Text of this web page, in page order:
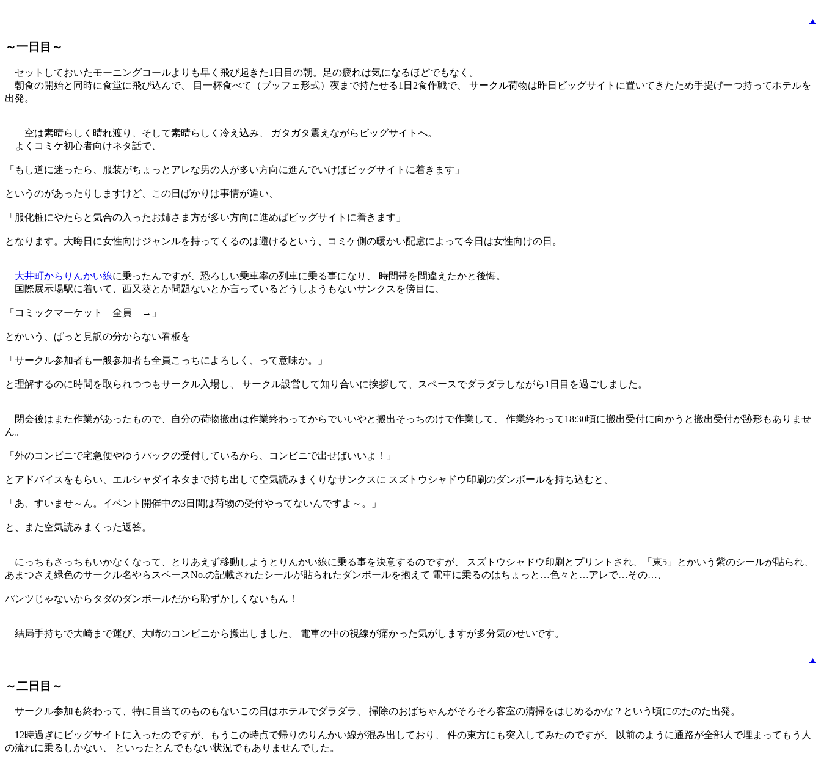
▲
～一日目～
セットしておいたモーニングコールよりも早く飛び起きた1日目の朝。足の疲れは気になるほどでもなく。
朝食の開始と同時に食堂に飛び込んで、 目一杯食べて（ブッフェ形式）夜まで持たせる1日2食作戦で、 サークル荷物は昨日ビッグサイトに置いてきたため手提げ一つ持ってホテルを
出発。
空は素晴らしく晴れ渡り、そして素晴らしく冷え込み、 ガタガタ震えながらビッグサイトへ。
よくコミケ初心者向けネタ話で、
「もし道に迷ったら、服装がちょっとアレな男の人が多い方向に進んでいけばビッグサイトに着きます」
というのがあったりしますけど、この日ばかりは事情が違い、
「服化粧にやたらと気合の入ったお姉さま方が多い方向に進めばビッグサイトに着きます」
となります。大晦日に女性向けジャンルを持ってくるのは避けるという、コミケ側の暖かい配慮によって今日は女性向けの日。
大井町からりんかい線に乗ったんですが、恐ろしい乗車率の列車に乗る事になり、 時間帯を間違えたかと後悔。
国際展示場駅に着いて、西又葵とか問題ないとか言っているどうしようもないサンクスを傍目に、
「コミックマーケット 全員 →」
とかいう、ぱっと見訳の分からない看板を
「サークル参加者も一般参加者も全員こっちによろしく、って意味か。」
と理解するのに時間を取られつつもサークル入場し、 サークル設営して知り合いに挨拶して、スペースでダラダラしながら1日目を過ごしました。
閉会後はまた作業があったもので、自分の荷物搬出は作業終わってからでいいやと搬出そっちのけで作業して、 作業終わって18:30頃に搬出受付に向かうと搬出受付が跡形もありませ
ん。
「外のコンビニで宅急便やゆうパックの受付しているから、コンビニで出せばいいよ！」
とアドバイスをもらい、エルシャダイネタまで持ち出して空気読みまくりなサンクスに スズトウシャドウ印刷のダンボールを持ち込むと、
「あ、すいませ～ん。イベント開催中の3日間は荷物の受付やってないんですよ～。」
と、また空気読みまくった返答。
にっちもさっちもいかなくなって、とりあえず移動しようとりんかい線に乗る事を決意するのですが、 スズトウシャドウ印刷とプリントされ、「東5」とかいう紫のシールが貼られ、
あまつさえ緑色のサークル名やらスペースNo.の記載されたシールが貼られたダンボールを抱えて 電車に乗るのはちょっと…色々と…アレで…その…、
パンツじゃないからタダのダンボールだから恥ずかしくないもん！
結局手持ちで大崎まで運び、大崎のコンビニから搬出しました。 電車の中の視線が痛かった気がしますが多分気のせいです。
▲
～二日目～
サークル参加も終わって、特に目当てのものもないこの日はホテルでダラダラ、 掃除のおばちゃんがそろそろ客室の清掃をはじめるかな？という頃にのたのた出発。
12時過ぎにビッグサイトに入ったのですが、もうこの時点で帰りのりんかい線が混み出しており、 件の東方にも突入してみたのですが、 以前のように通路が全部人で埋まってもう人
の流れに乗るしかない、 といったとんでもない状況でもありませんでした。